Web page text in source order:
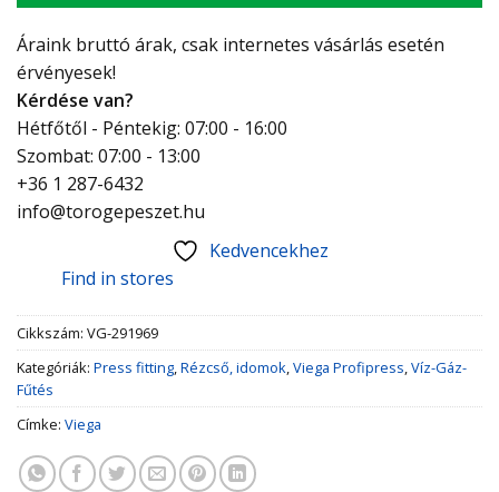
Áraink bruttó árak, csak internetes vásárlás esetén
érvényesek!
Kérdése van?
Hétfőtől - Péntekig: 07:00 - 16:00
Szombat: 07:00 - 13:00
+36 1 287-6432
info@torogepeszet.hu
Kedvencekhez
Find in stores
Cikkszám: VG-291969
Kategóriák: Press fitting,Rézcső, idomok,Viega Profipress,Víz-Gáz-
Fűtés
Címke: Viega